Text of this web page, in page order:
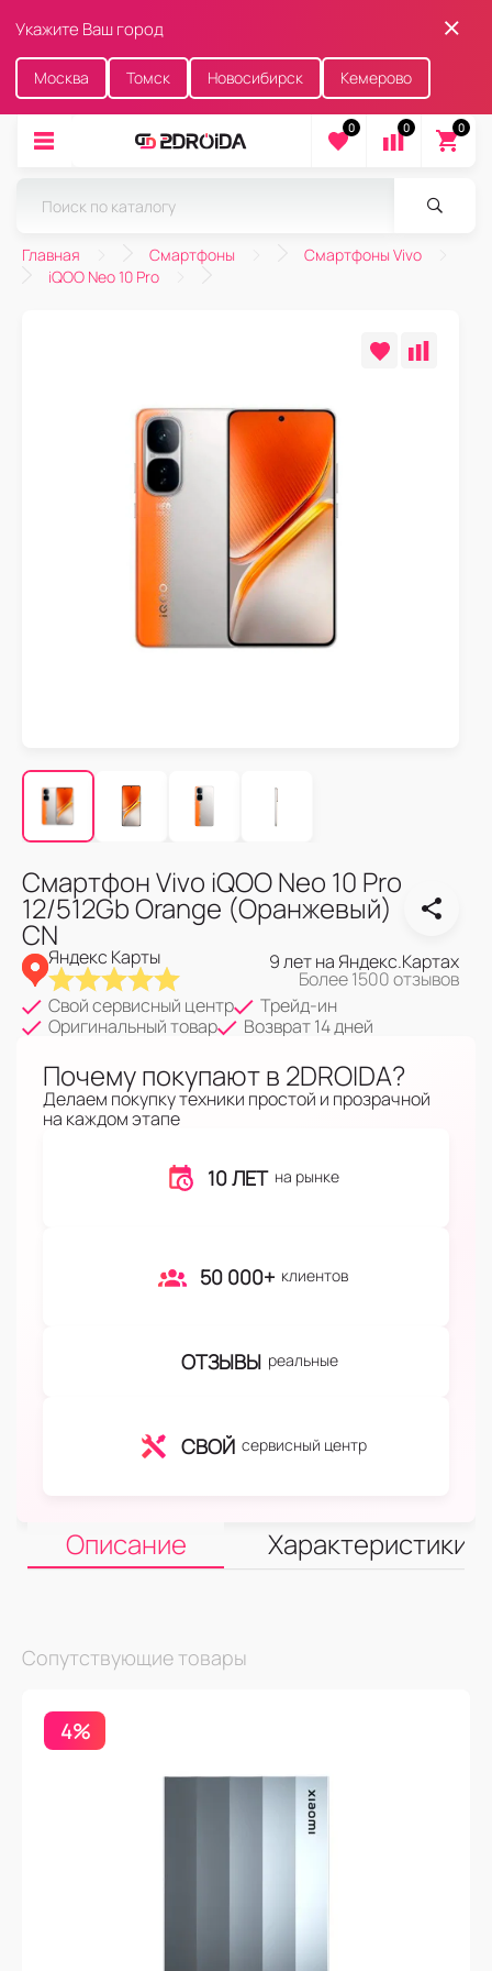
Укажите Ваш город
Москва Томск Новосибирск Кемерово
0 0 0
Главная Смартфоны
Смартфоны Vivo
iQOO Neo 10 Pro
Смартфон Vivo iQOO Neo 10 Pro
12/512Gb Orange (Оранжевый)
CN
Яндекс Карты 9 лет на Яндекс.Картах
Более 1500 отзывов
Свой сервисный центр
Трейд-ин
Оригинальный товар
Возврат 14 дней
Почему покупают в 2DROIDA?
Делаем покупку техники простой и прозрачной
на каждом этапе
10 ЛЕТ на рынке
50 000+ клиентов
ОТЗЫВЫ реальные
СВОЙ сервисный центр
Описание Характеристики
Сопутствующие товары
4%